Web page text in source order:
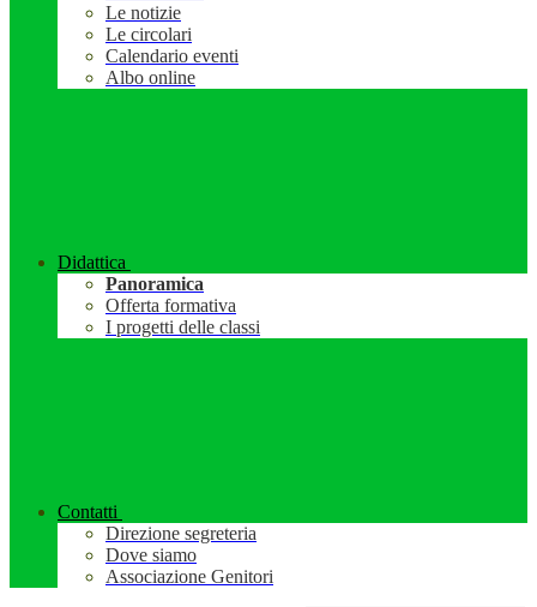
Le notizie
Le circolari
Calendario eventi
Albo online
Didattica
Panoramica
Offerta formativa
I progetti delle classi
Contatti
Direzione segreteria
Dove siamo
Associazione Genitori